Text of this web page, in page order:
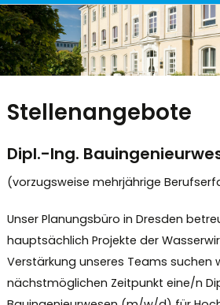
Stellenangebote
Dipl.-Ing.
(vorzugsweise mehrjährige
Unser Planungsbüro in Dresden
hauptsächlich Projekte der
Verstärkung unseres Teams suchen
nächstmöglichen Zeitpunkt eine/n